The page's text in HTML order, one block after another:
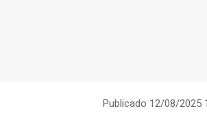
Publicado 12/08/2025